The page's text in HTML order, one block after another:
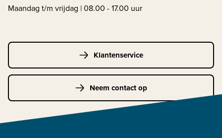
Maandag t/m vrijdag | 08.00 - 17.00 uur
Klantenservice
Neem contact op